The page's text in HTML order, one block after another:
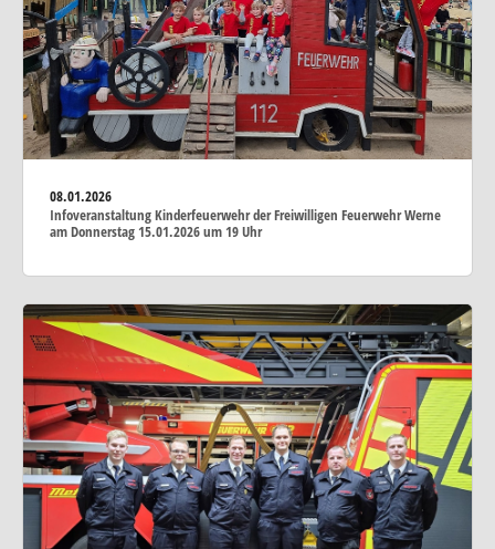
08.01.2026
Infoveranstaltung Kinderfeuerwehr der Freiwilligen Feuerwehr Werne
am Donnerstag 15.01.2026 um 19 Uhr